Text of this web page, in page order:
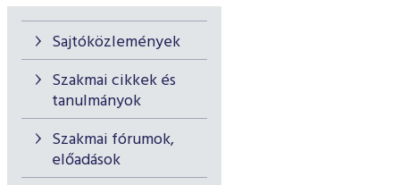
Sajtóközlemények
Szakmai cikkek és
tanulmányok
Szakmai fórumok,
előadások